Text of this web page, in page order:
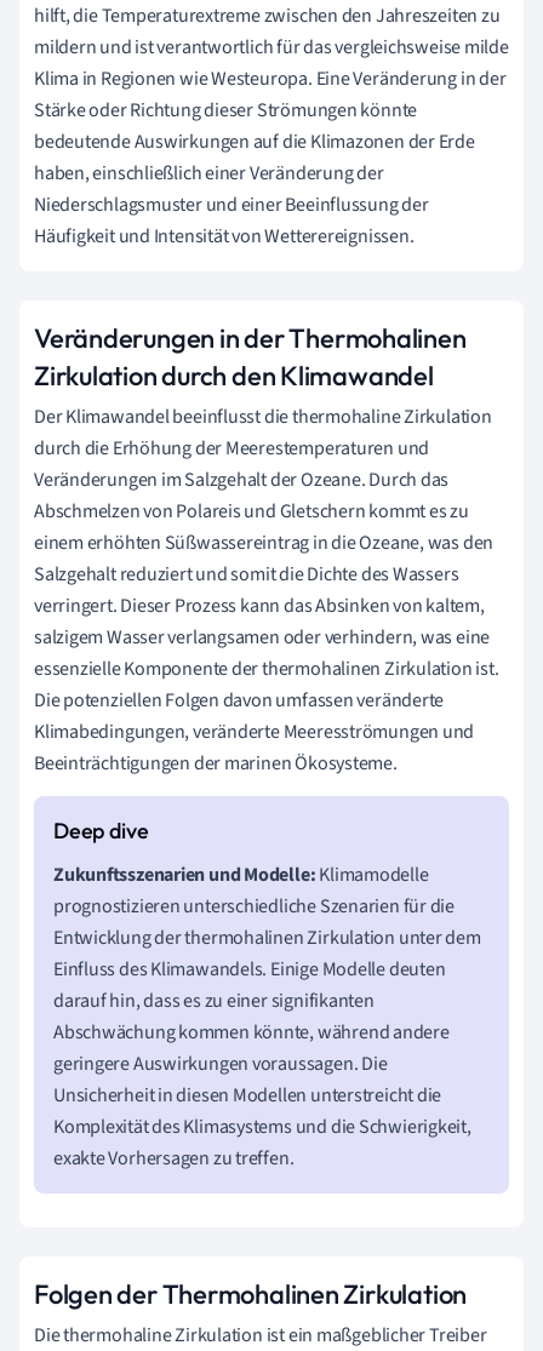
hilft, die Temperaturextreme zwischen den Jahreszeiten zu
mildern und ist verantwortlich für das vergleichsweise milde
Klima in Regionen wie Westeuropa. Eine Veränderung in der
Stärke oder Richtung dieser Strömungen könnte
bedeutende Auswirkungen auf die Klimazonen der Erde
haben, einschließlich einer Veränderung der
Niederschlagsmuster und einer Beeinflussung der
Häufigkeit und Intensität von Wetterereignissen.
Veränderungen in der Thermohalinen
Zirkulation durch den Klimawandel
Der Klimawandel beeinflusst die thermohaline Zirkulation
durch die Erhöhung der Meerestemperaturen und
Veränderungen im Salzgehalt der Ozeane. Durch das
Abschmelzen von Polareis und Gletschern kommt es zu
einem erhöhten Süßwassereintrag in die Ozeane, was den
Salzgehalt reduziert und somit die Dichte des Wassers
verringert. Dieser Prozess kann das Absinken von kaltem,
salzigem Wasser verlangsamen oder verhindern, was eine
essenzielle Komponente der thermohalinen Zirkulation ist.
Die potenziellen Folgen davon umfassen veränderte
Klimabedingungen, veränderte Meeresströmungen und
Beeinträchtigungen der marinen Ökosysteme.
Zukunftsszenarien und Modelle:Klimamodelle
prognostizieren unterschiedliche Szenarien für die
Entwicklung der thermohalinen Zirkulation unter dem
Einfluss des Klimawandels. Einige Modelle deuten
darauf hin, dass es zu einer signifikanten
Abschwächung kommen könnte, während andere
geringere Auswirkungen voraussagen. Die
Unsicherheit in diesen Modellen unterstreicht die
Komplexität des Klimasystems und die Schwierigkeit,
exakte Vorhersagen zu treffen.
Folgen der Thermohalinen Zirkulation
Die thermohaline Zirkulation ist ein maßgeblicher Treiber